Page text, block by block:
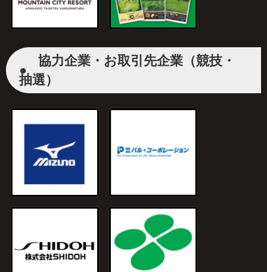
●
協力企業・お取引先企業（競技・
抽選）